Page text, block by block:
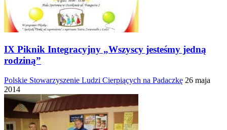
IX Piknik Integracyjny „Wszyscy jesteśmy jedną
rodziną”
Polskie Stowarzyszenie Ludzi Cierpiących na Padaczkę 26 maja
2014